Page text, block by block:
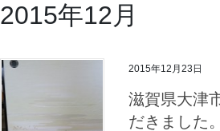
2015年12月
2015年12月23日
滋賀県大津
だきました。